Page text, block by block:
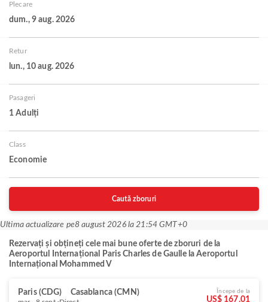
Plecare
dum., 9 aug. 2026
Retur
lun., 10 aug. 2026
Pasageri
1 Adulți
Class
Economie
Caută zboruri
Ultima actualizare pe8 august 2026 la 21:54 GMT+0
Rezervați și obțineți cele mai bune oferte de zboruri de la
Aeroportul Internațional Paris Charles de Gaulle la Aeroportul
Internațional Mohammed V
Paris (CDG) Casablanca (CMN) Începe de la
US$ 167.01